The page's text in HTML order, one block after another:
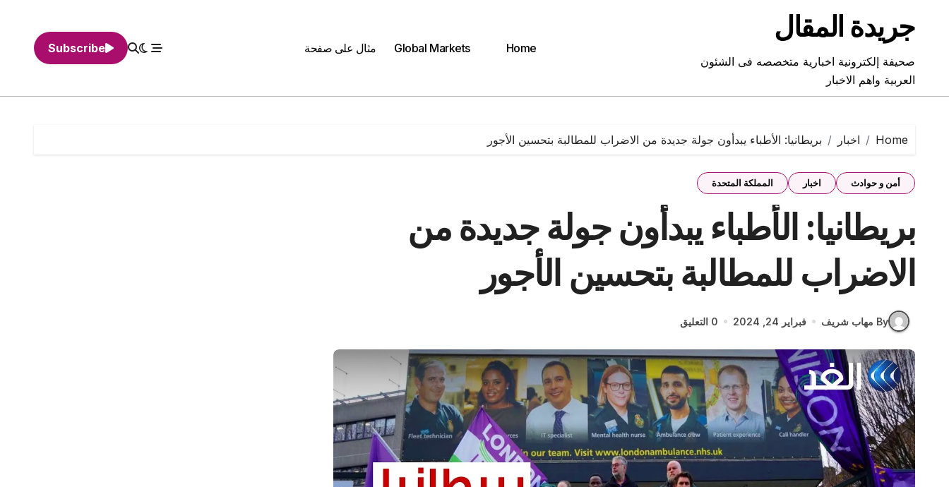
contentجريدة المقال
صحيفة إلكترونية اخبارية متخصصه فى الشئون
العربية واهم الاخبار
Home
Global Markets مثال على صفحة Subscribe
Home اخبار بريطانيا: الأطباء يبدأون جولة جديدة من الاضراب للمطالبة بتحسين الأجور
أمن و حوادث اخبار المملكة المتحدة
بريطانيا: الأطباء يبدأون جولة جديدة من
الاضراب للمطالبة بتحسين الأجور
By مهاب شريف فبراير 24, 2024 0 التعليق